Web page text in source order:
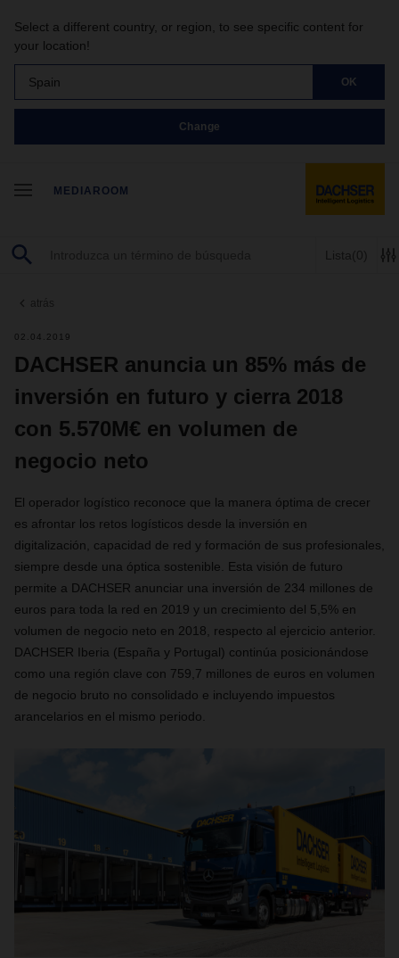
Select a different country, or region, to see specific content for
your location!
Spain OK
Change
MEDIAROOM
Lista (0)
atrás
02.04.2019
DACHSER anuncia un 85% más de
inversión en futuro y cierra 2018
con 5.570M€ en volumen de
negocio neto
El operador logístico reconoce que la manera óptima de crecer
es afrontar los retos logísticos desde la inversión en
digitalización, capacidad de red y formación de sus profesionales,
siempre desde una óptica sostenible. Esta visión de futuro
permite a DACHSER anunciar una inversión de 234 millones de
euros para toda la red en 2019 y un crecimiento del 5,5% en
volumen de negocio neto en 2018, respecto al ejercicio anterior.
DACHSER Iberia (España y Portugal) continúa posicionándose
como una región clave con 759,7 millones de euros en volumen
de negocio bruto no consolidado e incluyendo impuestos
arancelarios en el mismo periodo.